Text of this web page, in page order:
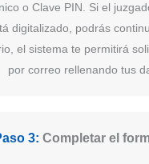
o Clave PIN. Si el
digitalizado, podrás
el sistema te permitirá
por correo rellenando tus
3: Completar el